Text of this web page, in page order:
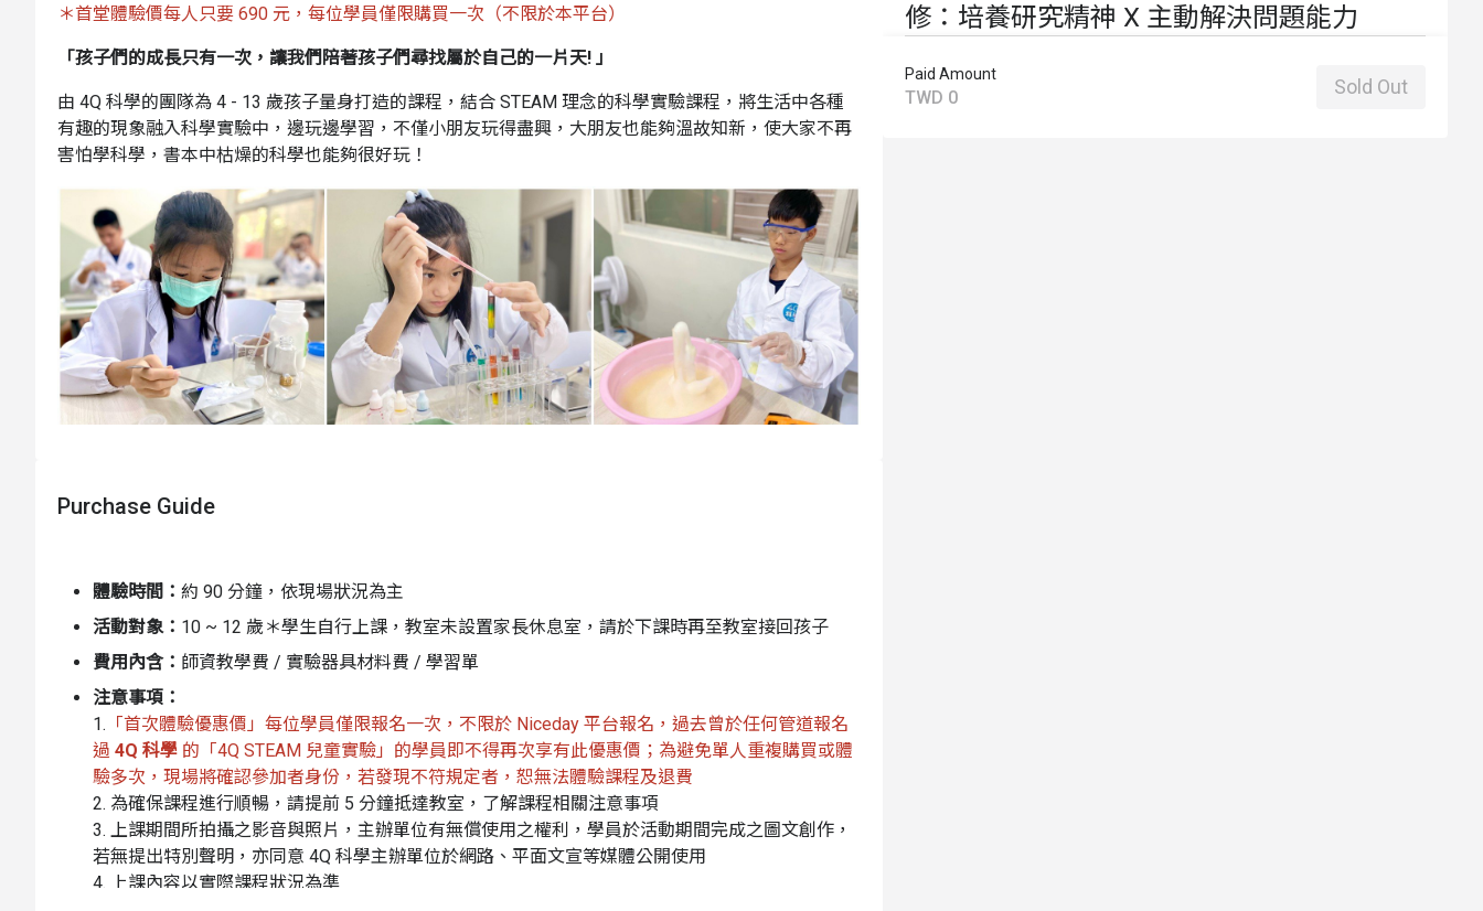
＊首堂體驗價每人只要 690 元，每位學員僅限購買一次（不限於本平台）
「孩子們的成長只有一次，讓我們陪著孩子們尋找屬於自己的一片天! 」
由 4Q 科學的團隊為 4 - 13 歲孩子量身打造的課程，結合 STEAM 理念的科學實驗課程，將生活中各種
有趣的現象融入科學實驗中，邊玩邊學習，不僅小朋友玩得盡興，大朋友也能夠溫故知新，使大家不再
害怕學科學，書本中枯燥的科學也能夠很好玩！
4Q 是成長學習過程中所需具備最重要的四個問題，透過生活中的科學現象，藉由系統性的教學方式，引
導孩子們發現問題來源，提出自身的疑惑，思考應對方式進而解決問題。
Purchase Guide
體驗時間： 約 90 分鐘，依現場狀況為主
活動對象： 10 ~ 12 歲＊學生自行上課，教室未設置家長休息室，請於下課時再至教室接回孩子
費用內含： 師資教學費 / 實驗器具材料費 / 學習單
注意事項：
1. 「首次體驗優惠價」每位學員僅限報名一次，不限於 Niceday 平台報名，過去曾於任何管道報名
過 4Q 科學 的「4Q STEAM 兒童實驗」的學員即不得再次享有此優惠價；為避免單人重複購買或體
驗多次，現場將確認參加者身份，若發現不符規定者，恕無法體驗課程及退費
2. 為確保課程進行順暢，請提前 5 分鐘抵達教室，了解課程相關注意事項
3. 上課期間所拍攝之影音與照片，主辦單位有無償使用之權利，學員於活動期間完成之圖文創作，
若無提出特別聲明，亦同意 4Q 科學主辦單位於網路、平面文宣等媒體公開使用
4. 上課內容以實際課程狀況為準
修：培養研究精神 X 主動解決問題能力
Paid Amount
TWD 0 Sold Out